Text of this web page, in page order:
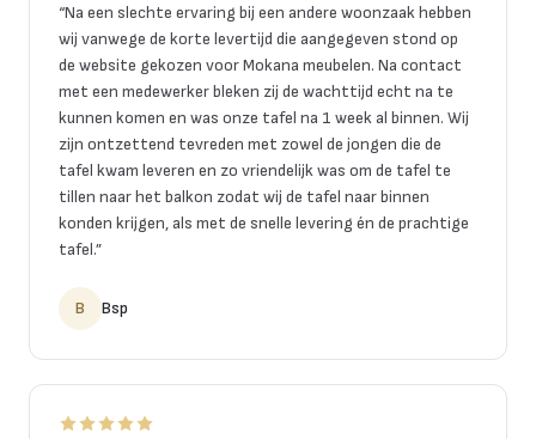
“Na een slechte ervaring bij een andere woonzaak hebben
wij vanwege de korte levertijd die aangegeven stond op
de website gekozen voor Mokana meubelen. Na contact
met een medewerker bleken zij de wachttijd echt na te
kunnen komen en was onze tafel na 1 week al binnen. Wij
zijn ontzettend tevreden met zowel de jongen die de
tafel kwam leveren en zo vriendelijk was om de tafel te
tillen naar het balkon zodat wij de tafel naar binnen
konden krijgen, als met de snelle levering én de prachtige
tafel.”
B Bsp